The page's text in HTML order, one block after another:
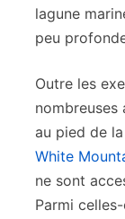
lagune
peu
Outre les
nombreuses
au pied de
White
ne sont
Parmi